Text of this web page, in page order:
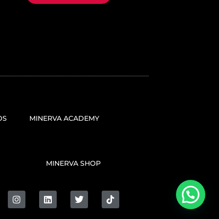
MINERVA ACADEMY
MINERVA SHOP